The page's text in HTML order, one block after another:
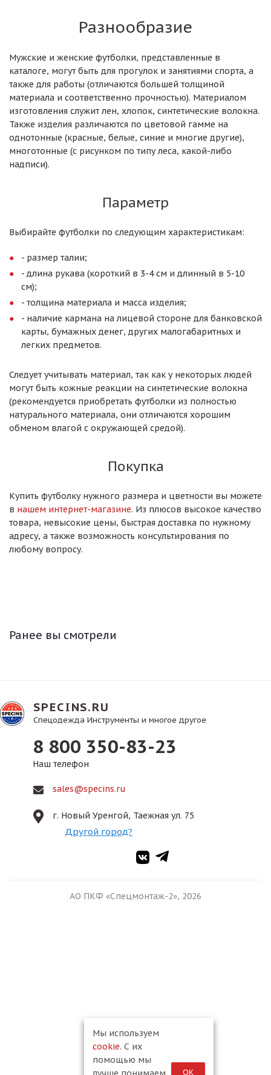
Разнообразие
Мужские и женские футболки, представленные в
каталоге, могут быть для прогулок и занятиями спорта, а
также для работы (отличаются большей толщиной
материала и соответственно прочностью). Материалом
изготовления служит лен, хлопок, синтетические волокна.
Также изделия различаются по цветовой гамме на
однотонные (красные, белые, синие и многие другие),
многотонные (с рисунком по типу леса, какой-либо
надписи).
Параметр
Выбирайте футболки по следующим характеристикам:
- размер талии;
- длина рукава (короткий в 3-4 см и длинный в 5-10
см);
- толщина материала и масса изделия;
- наличие кармана на лицевой стороне для банковской
карты, бумажных денег, других малогабаритных и
легких предметов.
Следует учитывать материал, так как у некоторых людей
могут быть кожные реакции на синтетические волокна
(рекомендуется приобретать футболки из полностью
натурального материала, они отличаются хорошим
обменом влагой с окружающей средой).
Покупка
Купить футболку нужного размера и цветности вы можете
в нашем интернет-магазине. Из плюсов высокое качество
товара, невысокие цены, быстрая доставка по нужному
адресу, а также возможность консультирования по
любому вопросу.
Ранее вы смотрели
SPECINS.RU
Спецодежда Инструменты и многое другое
8 800 350-83-23
Наш телефон
sales@specins.ru
г. Новый Уренгой, Таежная ул. 75
Другой город?
АО ПКФ «Спецмонтаж-2», 2026
Мы используем
cookie. С их
помощью мы
ОК